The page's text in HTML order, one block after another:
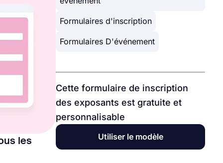
les
Formulaires d'inscription
Formulaires D'événement
Cette formulaire de inscription
des exposants est gratuite et
personnalisable
Utiliser le modèle